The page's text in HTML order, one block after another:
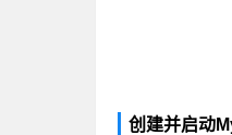
创建并启动